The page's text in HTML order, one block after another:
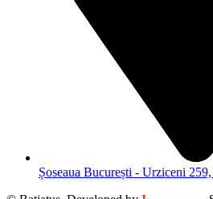
Șoseaua București - Urziceni